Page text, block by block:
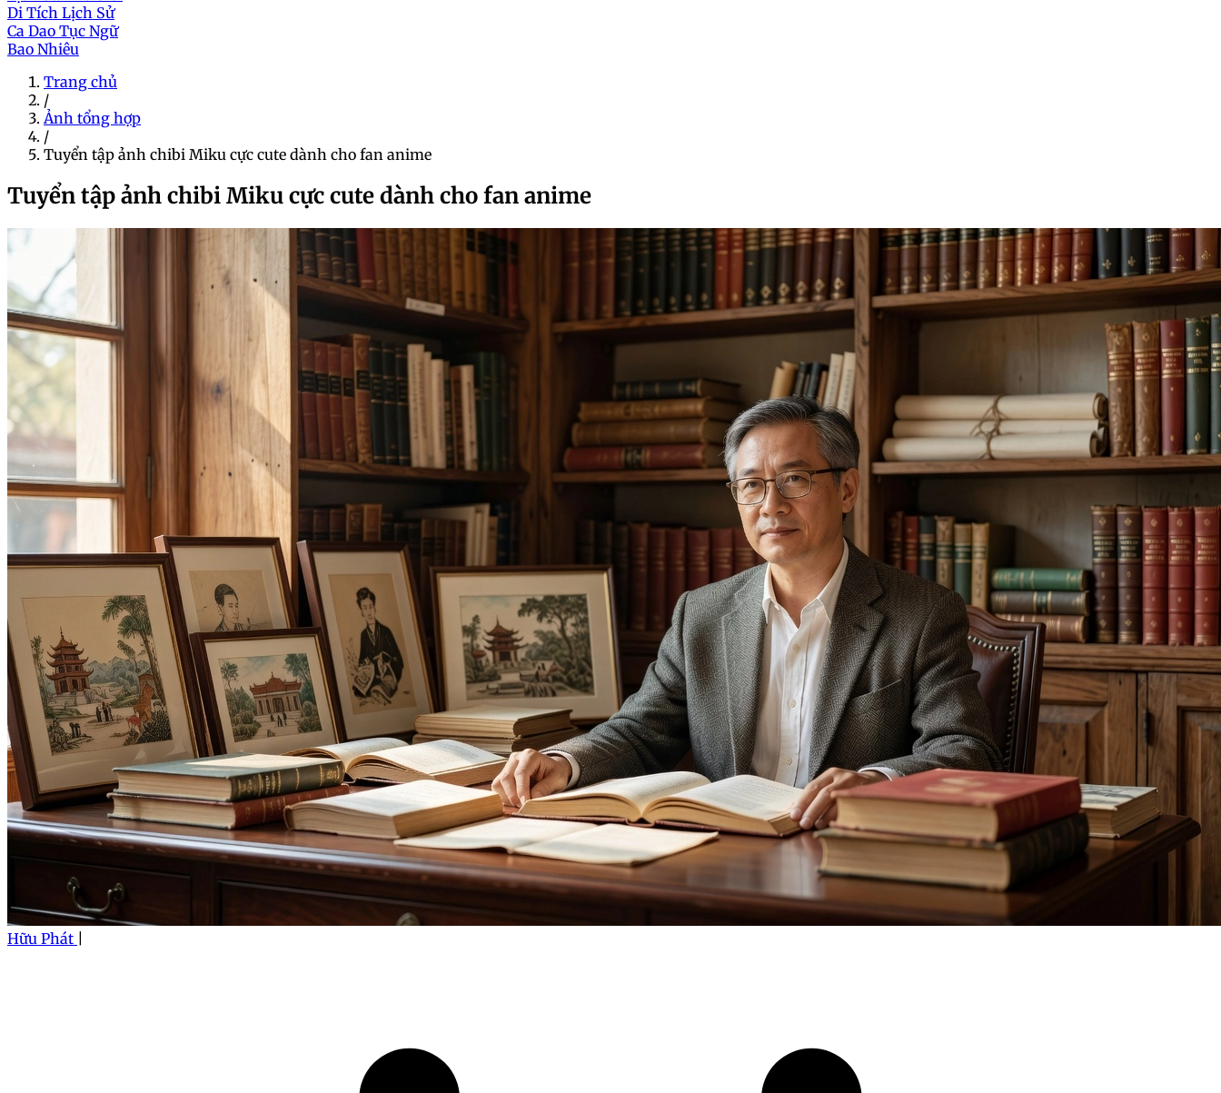
Di Tích Lịch Sử
Ca Dao Tục Ngữ
Bao Nhiêu
Trang chủ
/
Ảnh tổng hợp
/
Tuyển tập ảnh chibi Miku cực cute dành cho fan anime
Tuyển tập ảnh chibi Miku cực cute dành cho fan anime
Hữu Phát